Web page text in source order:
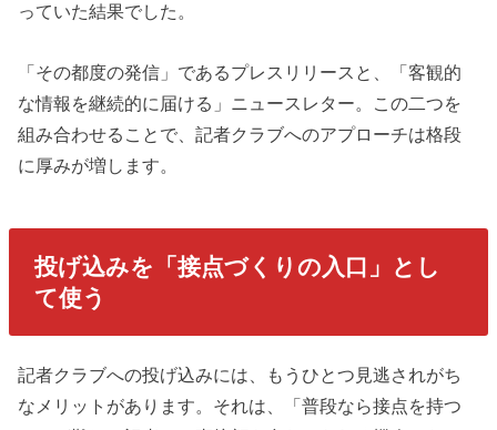
っていた結果でした。
「その都度の発信」であるプレスリリースと、「客観的
な情報を継続的に届ける」ニュースレター。この二つを
組み合わせることで、記者クラブへのアプローチは格段
に厚みが増します。
投げ込みを「接点づくりの入口」とし
て使う
記者クラブへの投げ込みには、もうひとつ見逃されがち
なメリットがあります。それは、「普段なら接点を持つ